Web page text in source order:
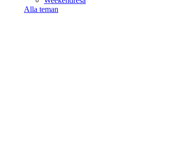
Alla teman